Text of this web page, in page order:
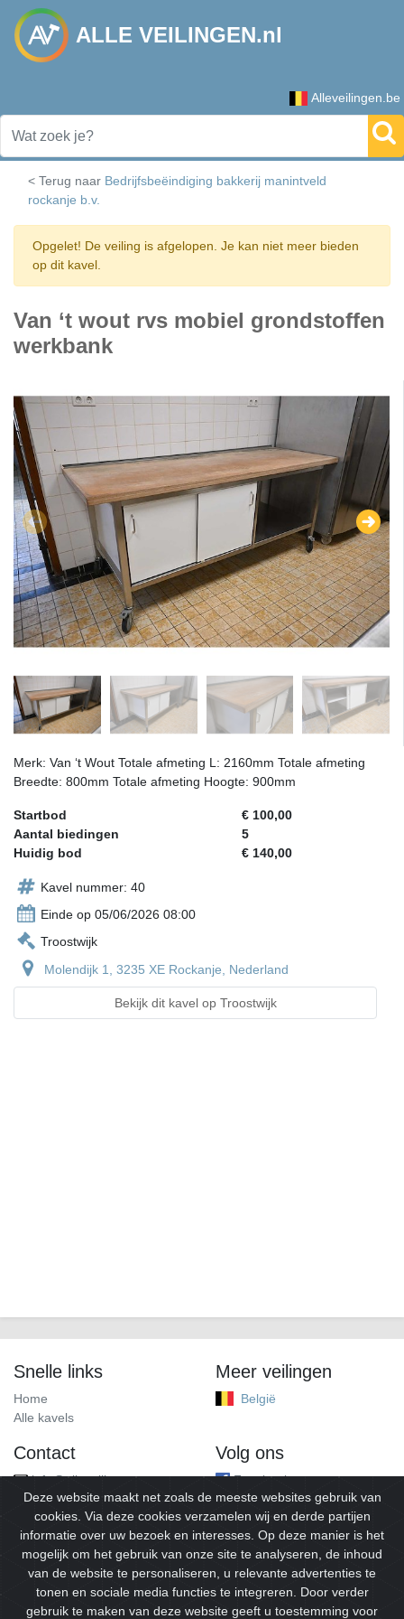
ALLE VEILINGEN.nl
Alleveilingen.be
< Terug naar Bedrijfsbeëindiging bakkerij manintveld
rockanje b.v.
Opgelet! De veiling is afgelopen. Je kan niet meer bieden
op dit kavel.
Van ‘t wout rvs mobiel grondstoffen
werkbank
Merk: Van ‘t Wout Totale afmeting L: 2160mm Totale afmeting
Breedte: 800mm Totale afmeting Hoogte: 900mm
Startbod
€ 100,00
Aantal biedingen
5
Huidig bod
€ 140,00
Kavel nummer: 40
Einde op 05/06/2026 08:00
Troostwijk
Molendijk 1, 3235 XE Rockanje, Nederland
Bekijk dit kavel op Troostwijk
Snelle links
Home
Alle kavels
Meer veilingen
België
Contact
info@alleveilingen.net
Volg ons
Facebook
© 2026Alleveilingen.Alle rechten voorbehouden.
Deze website maakt net zoals de meeste websites gebruik van
cookies. Via deze cookies verzamelen wij en derde partijen
informatie over uw bezoek en interesses. Op deze manier is het
mogelijk om het gebruik van onze site te analyseren, de inhoud
van de website te personaliseren, u relevante advertenties te
tonen en sociale media functies te integreren. Door verder
gebruik te maken van deze website geeft u toestemming voor